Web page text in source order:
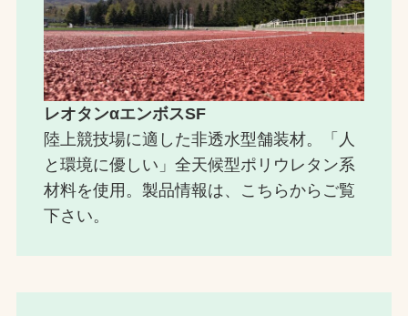
レオタンαエンボスSF
陸上競技場に適した非透水型舗装材。「人
と環境に優しい」全天候型ポリウレタン系
材料を使用。製品情報は、こちらからご覧
下さい。